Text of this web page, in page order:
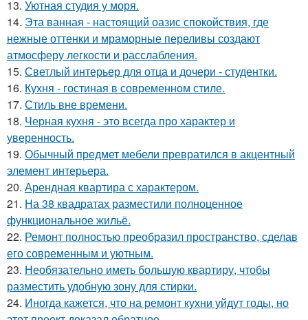
13. Уютная студия у моря.
14. Эта ванная - настоящий оазис спокойствия, где
нежные оттенки и мраморные переливы создают
атмосферу легкости и расслабления.
15. Светлый интерьер для отца и дочери - студентки.
16. Кухня - гостиная в современном стиле.
17. Стиль вне времени.
18. Черная кухня - это всегда про характер и
уверенность.
19. Обычный предмет мебели превратился в акцентный
элемент интерьера.
20. Арендная квартира с характером.
21. На 38 квадратах разместили полноценное
функциональное жильё.
22. Ремонт полностью преобразил пространство, сделав
его современным и уютным.
23. Необязательно иметь большую квартиру, чтобы
разместить удобную зону для стирки.
24. Иногда кажется, что на ремонт кухни уйдут годы, но